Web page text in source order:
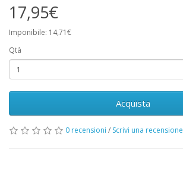
17,95€
Imponibile: 14,71€
Qtà
Acquista
0 recensioni / Scrivi una recensione